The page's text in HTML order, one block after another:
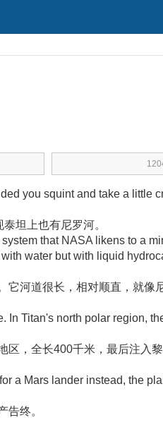
you squint and take a little
泰坦上也有尼罗河。
that NASA likens to a
water but with liquid
它河道很长，相对顺直，就像
In Titan's north polar region,
区，全长400千米，最后注入
a Mars lander instead, the
告终。